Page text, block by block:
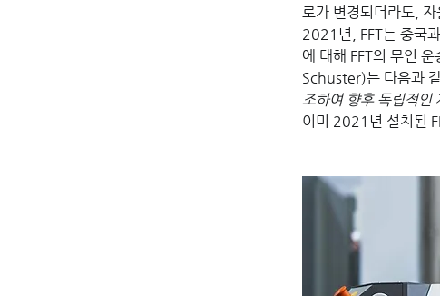
로가 변경되더라도,
2021년, FFT는 중국
에 대해 FFT의 무인
Schuster)는 다음과
조하여 향후 독립적인
이미 2021년 설치된